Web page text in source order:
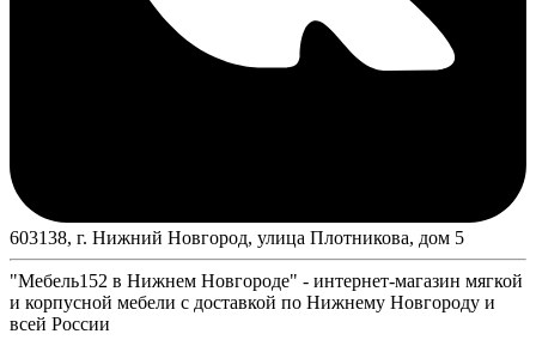
603138, г. Нижний Новгород, улица Плотникова, дом 5
"Мебель152 в Нижнем Новгороде" - интернет-магазин мягкой
и корпусной мебели с доставкой по Нижнему Новгороду и
всей России